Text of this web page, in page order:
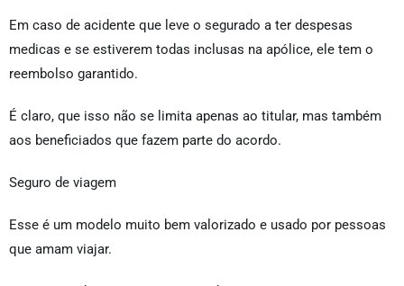
Em caso de acidente que leve o segurado a ter despesas
medicas e se estiverem todas inclusas na apólice, ele tem o
reembolso garantido.
É claro, que isso não se limita apenas ao titular, mas também
aos beneficiados que fazem parte do acordo.
Seguro de viagem
Esse é um modelo muito bem valorizado e usado por pessoas
que amam viajar.